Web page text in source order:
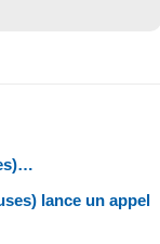
lance un appel